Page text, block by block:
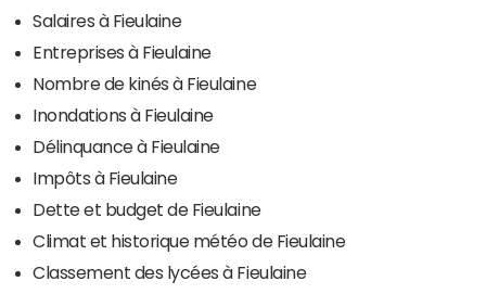
Salaires à Fieulaine
Entreprises à Fieulaine
Nombre de kinés à Fieulaine
Inondations à Fieulaine
Délinquance à Fieulaine
Impôts à Fieulaine
Dette et budget de Fieulaine
Climat et historique météo de Fieulaine
Classement des lycées à Fieulaine